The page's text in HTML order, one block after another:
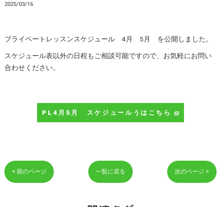
2025/03/16
プライベートレッスンスケジュール 4月 5月 を公開しました。
スケジュール表以外の日程もご相談可能ですので、お気軽にお問い
合わせください。
PL4月5月 スケジュールうはこちら
< 前のページ 一覧に戻る 次のページ >